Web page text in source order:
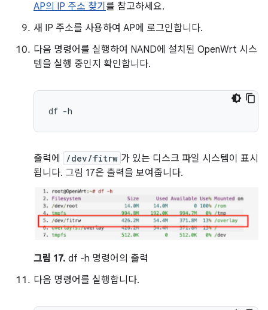
AP의 IP 주소 찾기 를 참고하세요.
새 IP 주소를 사용하여 AP에 로그인합니다.
다음 명령어를 실행하여 NAND에 설치된 OpenWrt 시스
템을 실행 중인지 확인합니다.
df
출력에 /dev/fitrw 가 있는 디스크 파일 시스템이 표시
됩니다. 그림 17은 출력을 보여줍니다.
그림 17. df -h 명령어의 출력
다음 명령어를 실행합니다.